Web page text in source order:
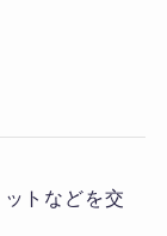
トなどを交